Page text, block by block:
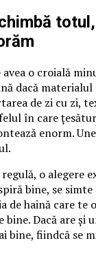
o croială
dacă
de zi cu zi,
în care
enorm.
o alegere
bine, se
de haină care te
bine. Dacă are și
bine, fiindcă se